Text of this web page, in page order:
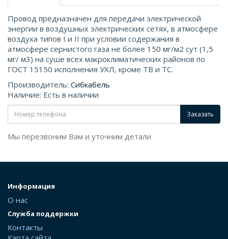
Провод предназначен для передачи электрической
энергии в воздушных электрических сетях, в атмосфере
воздуха типов I и II при условии содержания в
атмосфере сернистого газа не более 150 мг/м2 сут (1,5
мг/ м3) на суше всех макроклиматических районов по
ГОСТ 15150 исполнения УХЛ, кроме ТВ и ТС.
Производитель: Сибкабель
Наличие: Есть в наличии
Заказать
Мы перезвоним Вам и уточним детали
Информация
О нас
Служба поддержки
Контакты